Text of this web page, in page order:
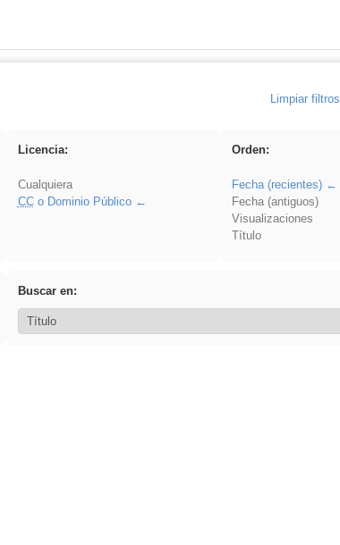
Limpiar filtros
Licencia:
Cualquiera
CCo Dominio Público
Orden:
Fecha (recientes)
Fecha (antiguos)
Visualizaciones
Título
Buscar en: